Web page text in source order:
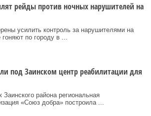
рейды против ночных нарушителей на
усилить контроль за нарушителями на
по городу в ...
под Заинском центр реабилитации для
района региональная
«Союз добра» построила ...